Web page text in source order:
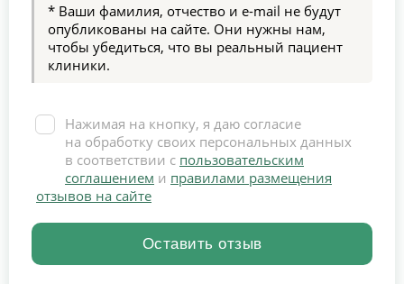
* Ваши фамилия, отчество и e-mail не будут
опубликованы на сайте. Они нужны нам,
чтобы убедиться, что вы реальный пациент
клиники.
Нажимая на кнопку, я даю согласие
на обработку своих персональных данных
в соответствии с пользовательским
соглашением и правилами размещения
отзывов на сайте